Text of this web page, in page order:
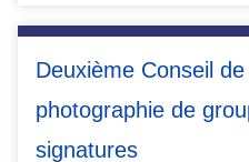
Deuxième Conseil
photographie de
signatures